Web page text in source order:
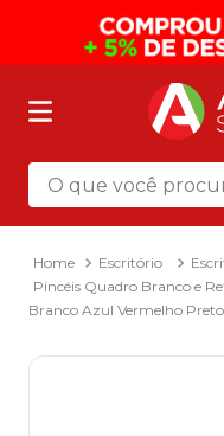
O que você procura?
Escritório
Pincéis Quadro Branco e
Branco Azul Vermelho
Termos mais
mochila
2º sacola